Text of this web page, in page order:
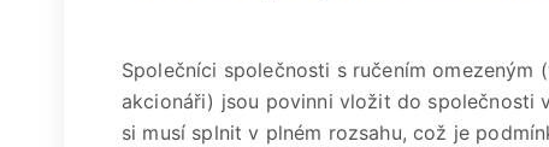
Společníci společnosti s ručením
akcionáři) jsou povinni vložit do společnosti
si musí splnit v plném rozsahu, což je